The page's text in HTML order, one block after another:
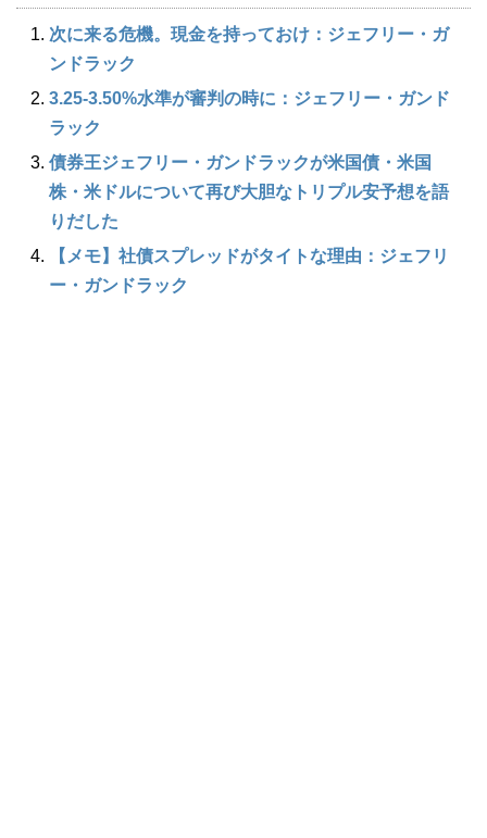
次に来る危機。現金を持っておけ：ジェフリー・ガ
ンドラック
3.25-3.50%水準が審判の時に：ジェフリー・ガンド
ラック
債券王ジェフリー・ガンドラックが米国債・米国
株・米ドルについて再び大胆なトリプル安予想を語
りだした
【メモ】社債スプレッドがタイトな理由：ジェフリ
ー・ガンドラック